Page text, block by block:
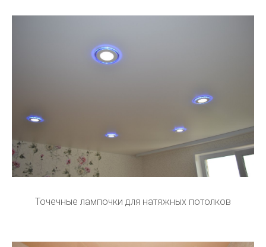
Точечные лампочки для натяжных потолков